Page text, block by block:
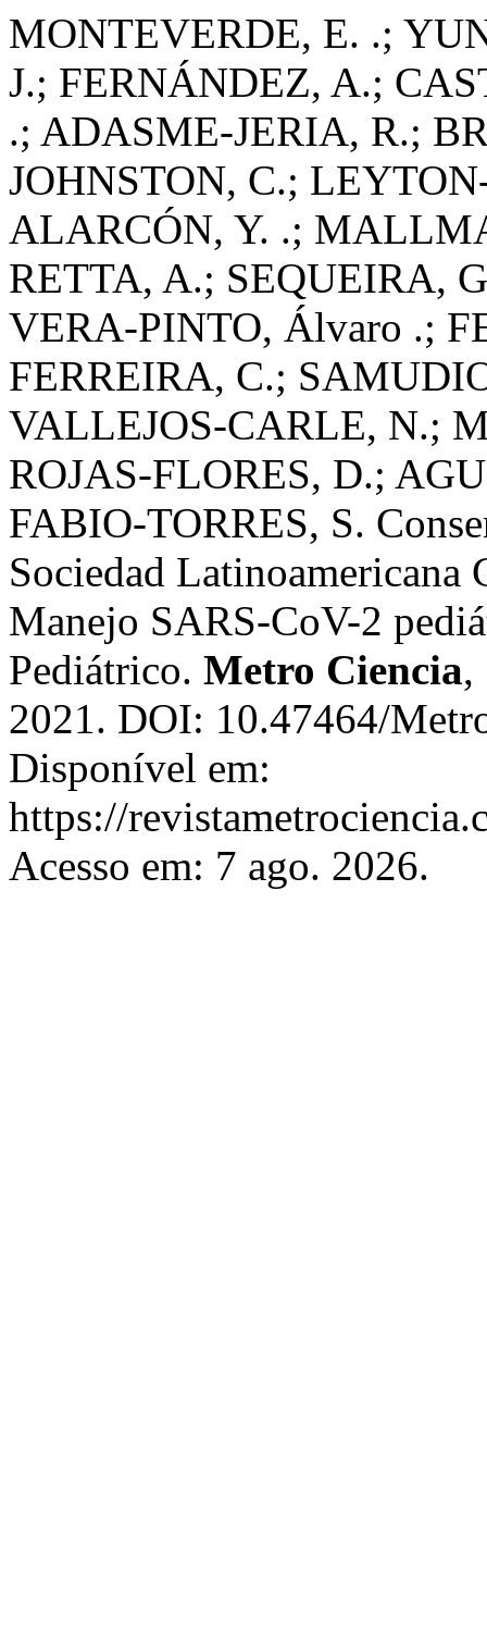
MONTEVERDE, E. .;
J.; FERNÁNDEZ, A.;
.; ADASME-JERIA, R.;
JOHNSTON, C.;
ALARCÓN, Y. .;
RETTA, A.; SEQUEIRA,
VERA-PINTO, Álvaro .;
FERREIRA, C.;
VALLEJOS-CARLE, N.;
ROJAS-FLORES, D.;
FABIO-TORRES, S.
Sociedad Latinoamericana
Manejo SARS-CoV-2
Pediátrico. Metro Ciencia,
2021. DOI: 10.47464/
Disponível em:
https://
Acesso em: 7 ago. 2026.